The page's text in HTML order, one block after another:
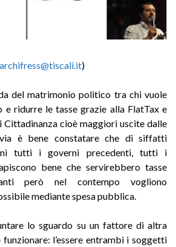
archifress@tiscali.it)
del matrimonio politico tra chi vuole
e ridurre le tasse grazie alla FlatTax e
Cittadinanza cioè maggiori uscite dalle
è bene constatare che di siffatti
tutti i governi precedenti, tutti i
bene che servirebbero tasse
però nel contempo vogliono
mediante spesa pubblica.
lo sguardo su un fattore di altra
l’essere entrambi i soggetti